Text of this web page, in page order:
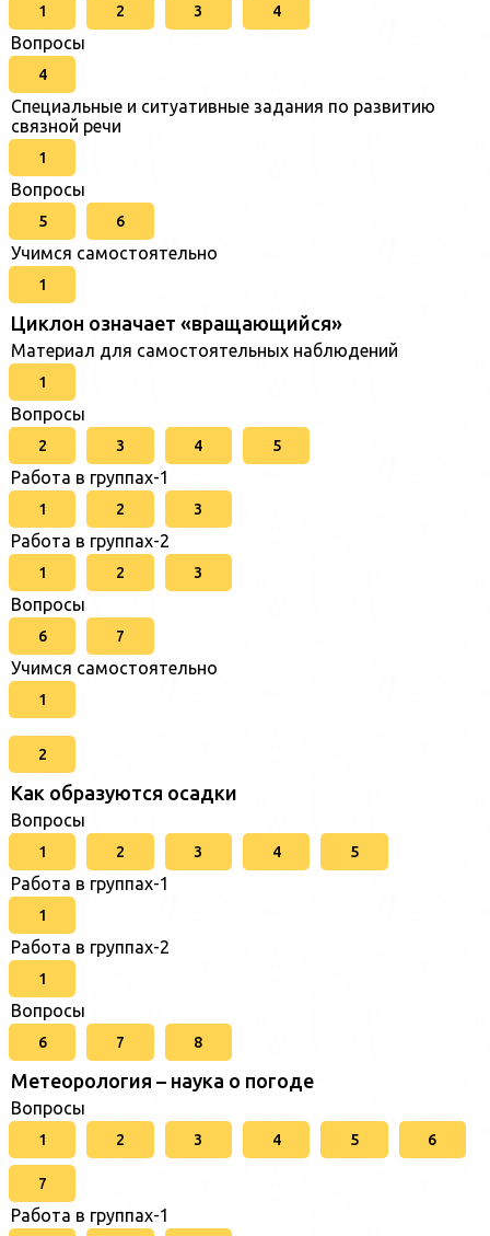
1 2 3 4
Вопросы
4
Специальные и ситуативные задания по развитию
связной речи
1
Вопросы
5 6
Учимся самостоятельно
1
Циклон означает «вращающийся»
Материал для самостоятельных наблюдений
1
Вопросы
2 3 4 5
Работа в группах-1
1 2 3
Работа в группах-2
1 2 3
Вопросы
6 7
Учимся самостоятельно
1
2
Как образуются осадки
Вопросы
1 2 3 4 5
Работа в группах-1
1
Работа в группах-2
1
Вопросы
6 7 8
Метеорология – наука о погоде
Вопросы
1 2 3 4 5 6
7
Работа в группах-1